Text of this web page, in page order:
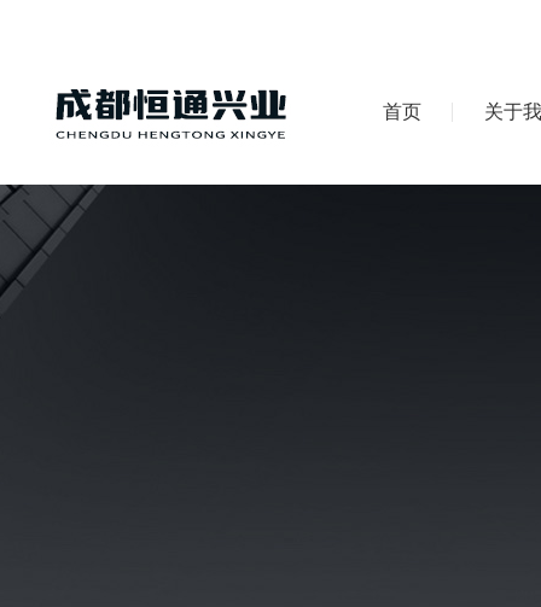
首页 关于